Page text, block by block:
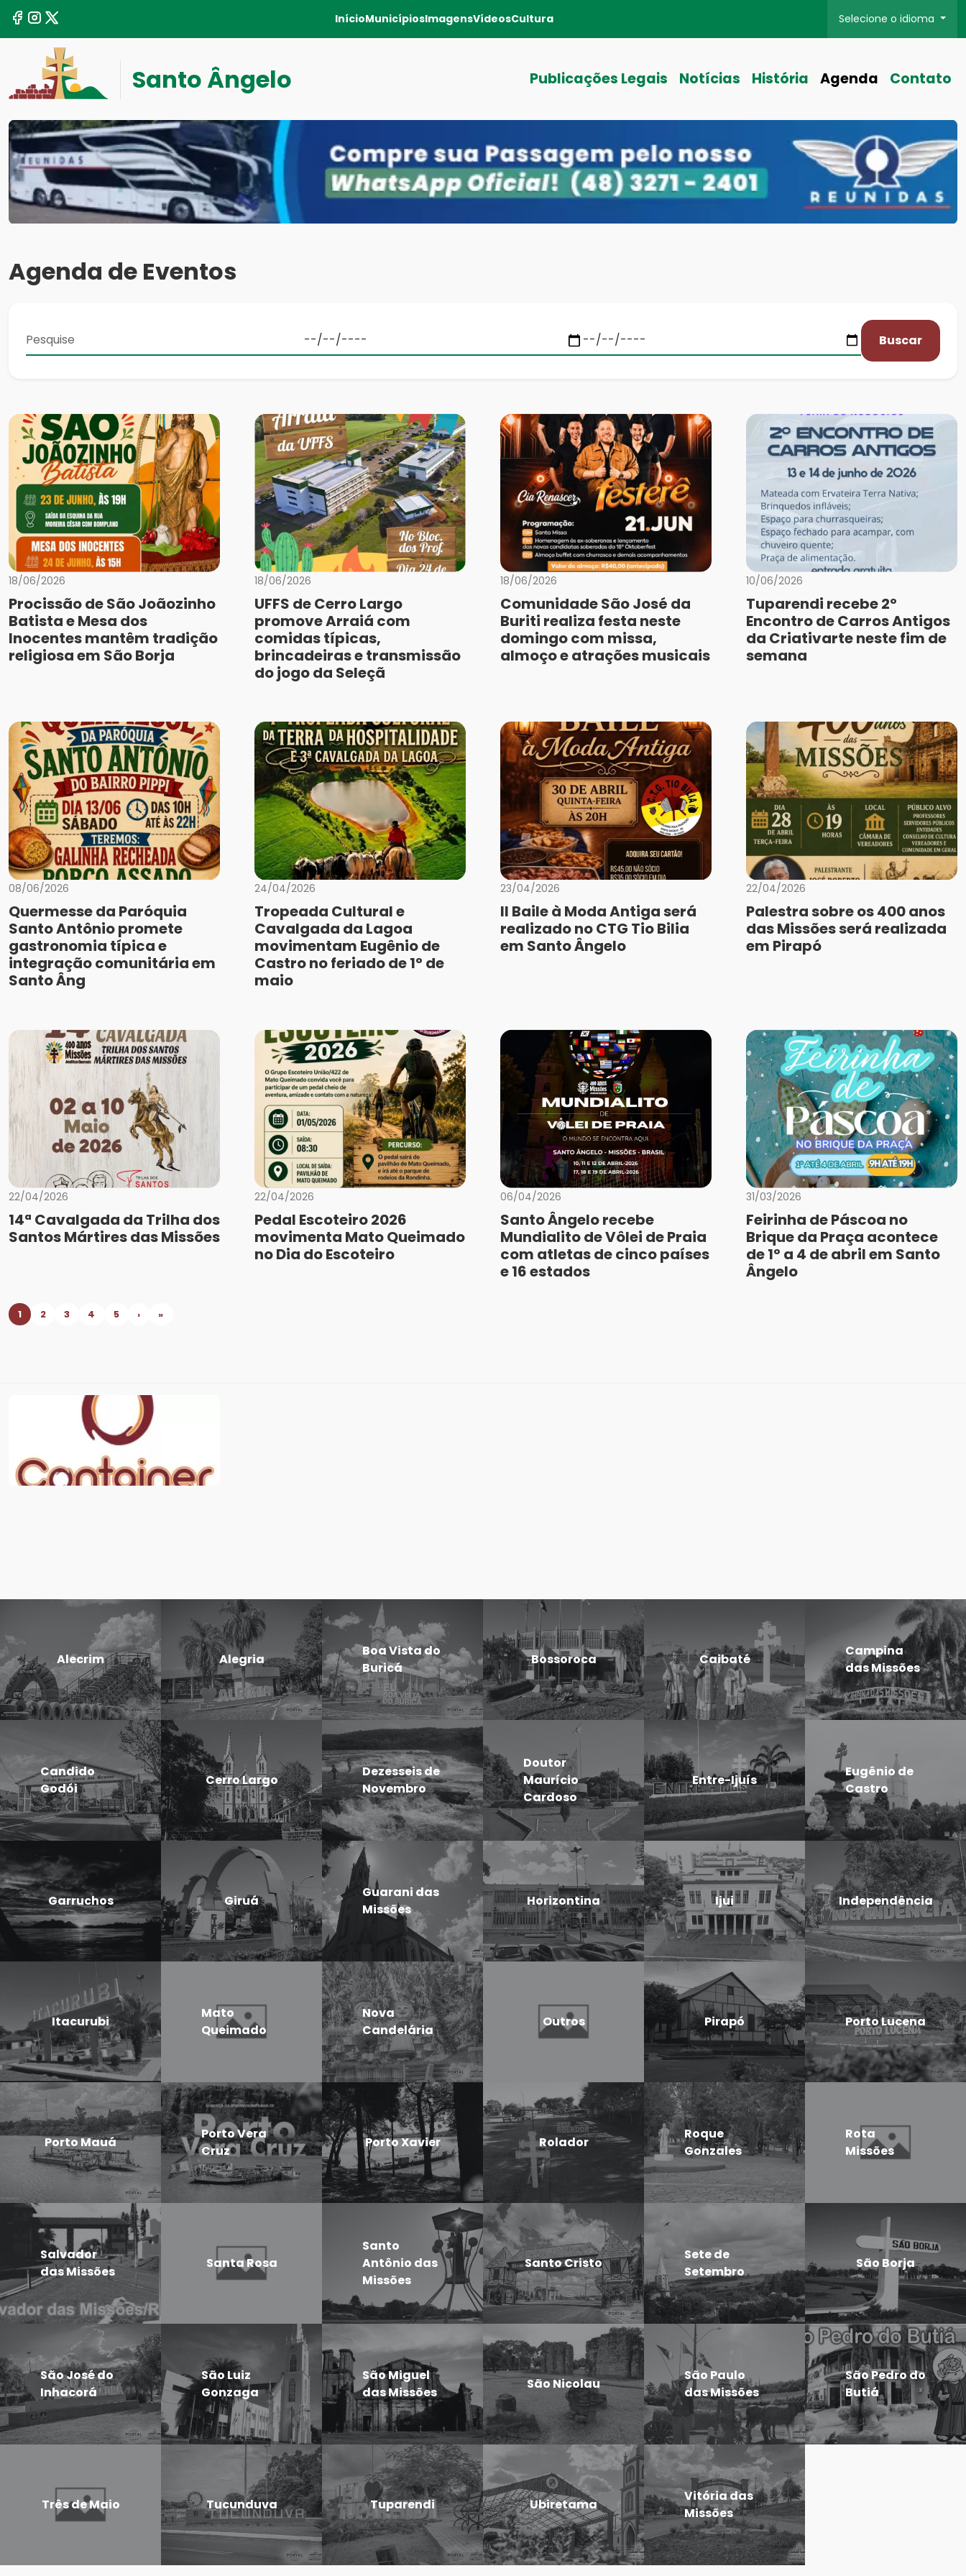
InícioMunicípiosImagensVídeosCultura Selecione o idioma
Santo Ângelo Publicações Legais Notícias História Agenda Contato
Agenda de Eventos
Buscar
18/06/2026
Procissão de São Joãozinho
Batista e Mesa dos
Inocentes mantêm tradição
religiosa em São Borja
18/06/2026
UFFS de Cerro Largo
promove Arraiá com
comidas típicas,
brincadeiras e transmissão
do jogo da Seleçã
18/06/2026
Comunidade São José da
Buriti realiza festa neste
domingo com missa,
almoço e atrações musicais
10/06/2026
Tuparendi recebe 2º
Encontro de Carros Antigos
da Criativarte neste fim de
semana
08/06/2026
Quermesse da Paróquia
Santo Antônio promete
gastronomia típica e
integração comunitária em
Santo Âng
24/04/2026
Tropeada Cultural e
Cavalgada da Lagoa
movimentam Eugênio de
Castro no feriado de 1º de
maio
23/04/2026
II Baile à Moda Antiga será
realizado no CTG Tio Bilia
em Santo Ângelo
22/04/2026
Palestra sobre os 400 anos
das Missões será realizada
em Pirapó
22/04/2026
14ª Cavalgada da Trilha dos
Santos Mártires das Missões
22/04/2026
Pedal Escoteiro 2026
movimenta Mato Queimado
no Dia do Escoteiro
06/04/2026
Santo Ângelo recebe
Mundialito de Vôlei de Praia
com atletas de cinco países
e 16 estados
31/03/2026
Feirinha de Páscoa no
Brique da Praça acontece
de 1º a 4 de abril em Santo
Ângelo
1 2 3 4 5 › »
Alecrim Alegria
Boa Vista do
Buricá
Bossoroca Caibaté
Campina
das Missões
Candido
Godói
Cerro Largo
Dezesseis de
Novembro
Doutor
Maurício
Cardoso
Entre-Ijuís
Eugênio de
Castro
Garruchos Giruá
Guarani das
Missões
Horizontina Ijui Independência
Itacurubi
Mato
Queimado
Nova
Candelária
Outros Pirapó Porto Lucena
Porto Mauá
Porto Vera
Cruz
Porto Xavier Rolador
Roque
Gonzales
Rota
Missões
Salvador
das Missões
Santa Rosa
Santo
Antônio das
Missões
Santo Cristo
Sete de
Setembro
São Borja
São José do
Inhacorá
São Luiz
Gonzaga
São Miguel
das Missões
São Nicolau
São Paulo
das Missões
São Pedro do
Butiá
Três de Maio Tucunduva Tuparendi Ubiretama
Vitória das
Missões